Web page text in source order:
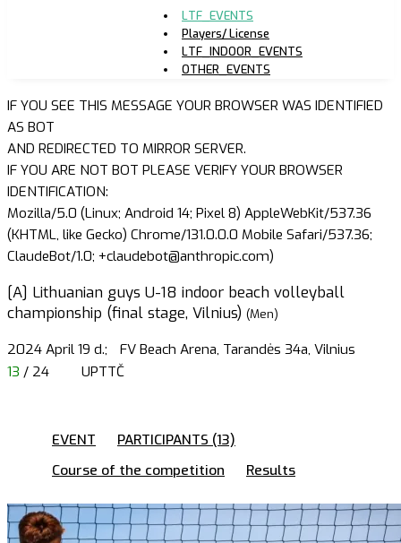
LTF_EVENTS
Players/ License
LTF_INDOOR_EVENTS
OTHER_EVENTS
IF YOU SEE THIS MESSAGE YOUR BROWSER WAS IDENTIFIED
AS BOT
AND REDIRECTED TO MIRROR SERVER.
IF YOU ARE NOT BOT PLEASE VERIFY YOUR BROWSER
IDENTIFICATION:
Mozilla/5.0 (Linux; Android 14; Pixel 8) AppleWebKit/537.36
(KHTML, like Gecko) Chrome/131.0.0.0 Mobile Safari/537.36;
ClaudeBot/1.0; +claudebot@anthropic.com)
[A] Lithuanian guys U-18 indoor beach volleyball
championship (final stage, Vilnius) (Men)
2024 April 19 d.;
FV Beach Arena, Tarandės 34a, Vilnius
13 / 24 UPTTČ
EVENT
PARTICIPANTS (13)
Course of the competition
Results